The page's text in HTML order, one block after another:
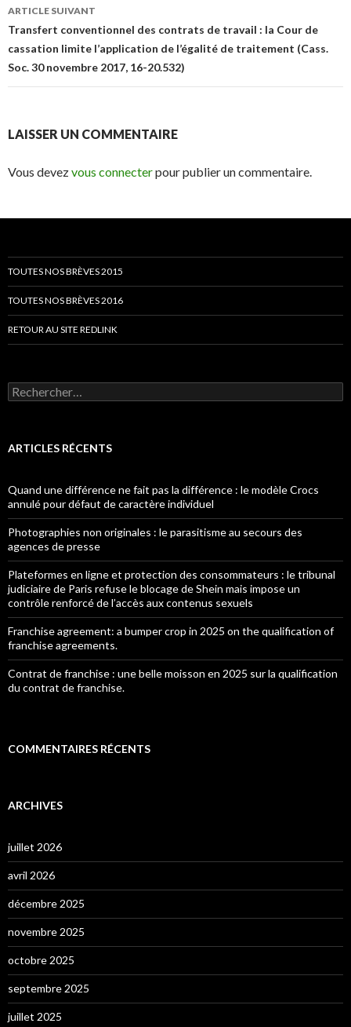
ARTICLE SUIVANT
Transfert conventionnel des contrats de travail : la Cour de
cassation limite l’application de l’égalité de traitement (Cass.
Soc. 30 novembre 2017, 16-20.532)
LAISSER UN COMMENTAIRE
Vous devezvous connecterpour publier un commentaire.
TOUTES NOS BRÈVES 2015
TOUTES NOS BRÈVES 2016
RETOUR AU SITE REDLINK
Rechercher :
ARTICLES RÉCENTS
Quand une différence ne fait pas la différence : le modèle Crocs
annulé pour défaut de caractère individuel
Photographies non originales : le parasitisme au secours des
agences de presse
Plateformes en ligne et protection des consommateurs : le tribunal
judiciaire de Paris refuse le blocage de Shein mais impose un
contrôle renforcé de l’accès aux contenus sexuels
Franchise agreement: a bumper crop in 2025 on the qualification of
franchise agreements.
Contrat de franchise : une belle moisson en 2025 sur la qualification
du contrat de franchise.
COMMENTAIRES RÉCENTS
ARCHIVES
juillet 2026
avril 2026
décembre 2025
novembre 2025
octobre 2025
septembre 2025
juillet 2025